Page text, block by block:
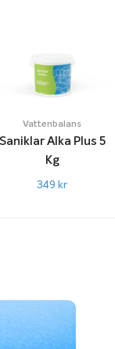
Vattenbalans
Saniklar Alka Plus 5
Kg
349 kr